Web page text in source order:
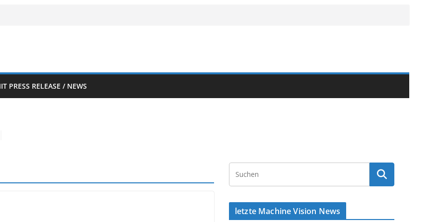
PRESS RELEASE / NEWS
letzte Machine Vision News